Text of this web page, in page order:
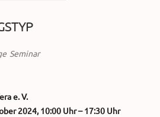
Seminar
e. V.
2024, 10:00 Uhr – 17:30 Uhr